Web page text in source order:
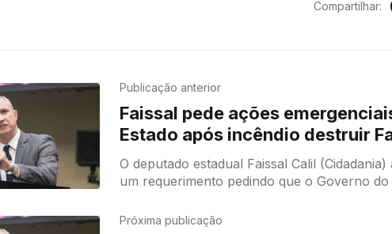
Compartilhar:
Publicação anterior
Faissal pede ações
Estado após incêndio destruir
Básica de Cotriguaçu
O deputado estadual Faissal Calil
um requerimento pedindo que o Governo do
Próxima publicação